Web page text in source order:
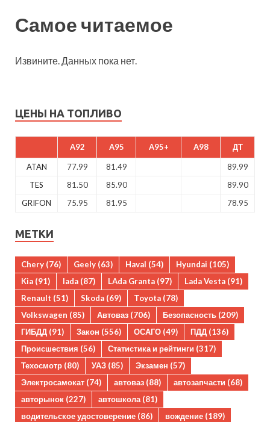
Самое читаемое
Извините. Данных пока нет.
ЦЕНЫ НА ТОПЛИВО
A92 A95 A95+ A98 ДТ
ATAN 77.99 81.49
89.99
TES
81.50 85.90
89.90
GRIFON
75.95 81.95 78.95
МЕТКИ
Chery (76) Geely (63) Haval (54) Hyundai (105)
Kia (91) lada (87) LAda Granta (97) Lada Vesta (91)
Renault (51) Skoda (69) Toyota (78)
Volkswagen (85) Автоваз (706) Безопасность (209)
ГИБДД (91) Закон (556) ОСАГО (49) ПДД (136)
Происшествия (56) Статистика и рейтинги (317)
Техосмотр (80) УАЗ (85) Экзамен (57)
Электросамокат (74) автоваз (88) автозапчасти (68)
авторынок (227) автошкола(81)
водительское удостоверение (86) вождение (189)